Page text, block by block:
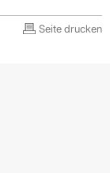
Seite drucken